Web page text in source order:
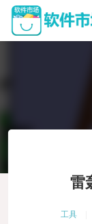
雷
工具